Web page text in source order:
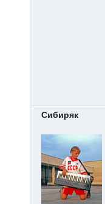
Сибиряк